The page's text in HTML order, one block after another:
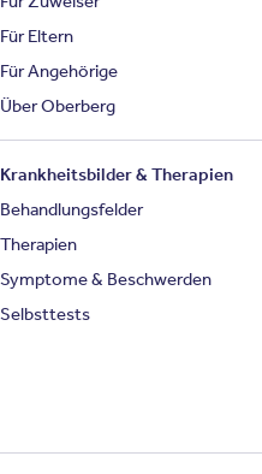
Für Eltern
Für Angehörige
Über Oberberg
Krankheitsbilder & Therapien
Behandlungsfelder
Therapien
Symptome & Beschwerden
Selbsttests